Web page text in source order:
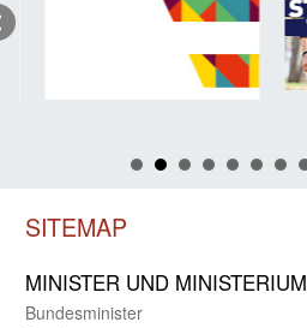
SITEMAP
MINISTER UND MINIST­ERIUM
Bundes­minister